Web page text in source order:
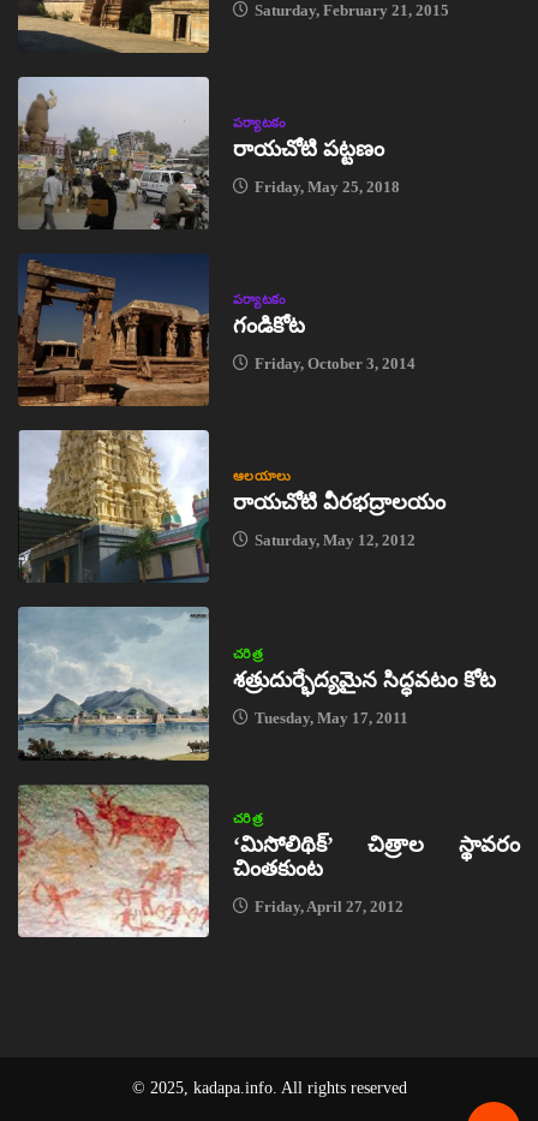
Saturday, February 21, 2015
పర్యాటకం
రాయచోటి పట్టణం
Friday, May 25, 2018
పర్యాటకం
గండికోట
Friday, October 3, 2014
ఆలయాలు
రాయచోటి వీరభద్రాలయం
Saturday, May 12, 2012
చరిత్ర
శత్రుదుర్భేద్యమైన సిద్ధవటం కోట
Tuesday, May 17, 2011
చరిత్ర
‘మిసోలిథిక్‌’ చిత్రాల స్థావరం
చింతకుంట
Friday, April 27, 2012
© 2025, kadapa.info. All rights reserved